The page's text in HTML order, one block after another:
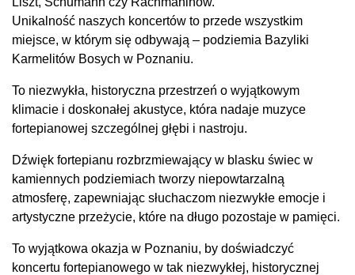
Unikalność naszych koncertów to przede wszystkim
miejsce, w którym się odbywają – podziemia Bazyliki
Karmelitów Bosych w Poznaniu.
To niezwykła, historyczna przestrzeń o wyjątkowym
klimacie i doskonałej akustyce, która nadaje muzyce
fortepianowej szczególnej głębi i nastroju.
Dźwięk fortepianu rozbrzmiewający w blasku świec w
kamiennych podziemiach tworzy niepowtarzalną
atmosferę, zapewniając słuchaczom niezwykłe emocje i
artystyczne przeżycie, które na długo pozostaje w pamięci.
To wyjątkowa okazja w Poznaniu, by doświadczyć
koncertu fortepianowego w tak niezwykłej, historycznej